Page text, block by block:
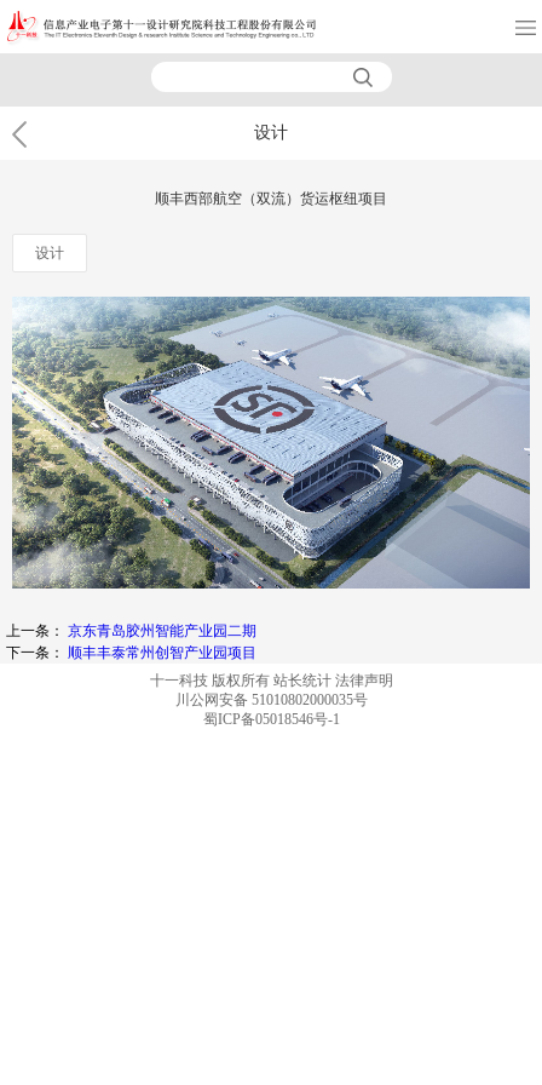
设计
顺丰西部航空（双流）货运枢纽项目
设计
上一条： 京东青岛胶州智能产业园二期
下一条： 顺丰丰泰常州创智产业园项目
十一科技 版权所有 站长统计 法律声明
川公网安备 51010802000035号
蜀ICP备05018546号-1